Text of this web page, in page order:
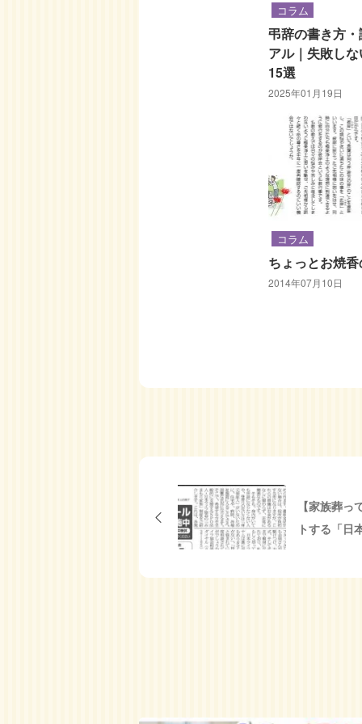
コラム
弔辞の書き方
アル｜失敗し
15選
2025年01月19日
コラム
ちょっとお焼
2014年07月10日
【家族葬
トする「日